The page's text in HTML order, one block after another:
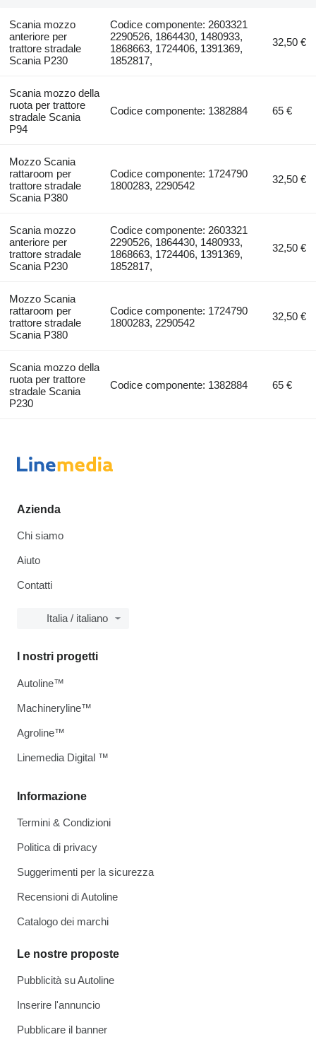
Scania mozzo
anteriore per
trattore stradale
Scania P230
Codice componente: 2603321
2290526, 1864430, 1480933,
1868663, 1724406, 1391369,
1852817,
32,50 €
Scania mozzo della
ruota per trattore
stradale Scania
P94
Codice componente: 1382884 65 €
Mozzo Scania
rattaroom per
trattore stradale
Scania P380
Codice componente: 1724790
1800283, 2290542
32,50 €
Scania mozzo
anteriore per
trattore stradale
Scania P230
Codice componente: 2603321
2290526, 1864430, 1480933,
1868663, 1724406, 1391369,
1852817,
32,50 €
Mozzo Scania
rattaroom per
trattore stradale
Scania P380
Codice componente: 1724790
1800283, 2290542
32,50 €
Scania mozzo della
ruota per trattore
stradale Scania
P230
Codice componente: 1382884 65 €
Azienda
Chi siamo
Aiuto
Contatti
Italia / italiano
Informazione
Termini & Condizioni
Politica di privacy
Suggerimenti per la sicurezza
Recensioni di Autoline
Catalogo dei marchi
Le nostre proposte
Pubblicità su Autoline
Inserire l'annuncio
Pubblicare il banner
I nostri progetti
Autoline™
Machineryline™
Agroline™
Linemedia Digital ™